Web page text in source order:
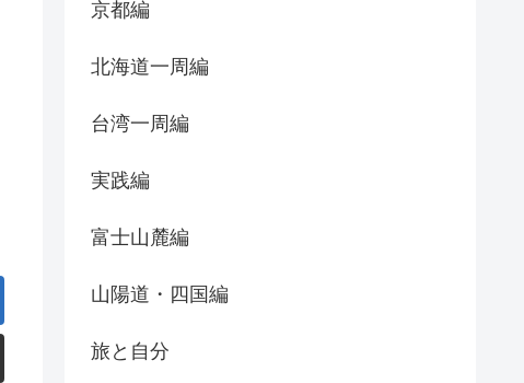
京都編
北海道一周編
台湾一周編
実践編
富士山麓編
山陽道・四国編
旅と自分